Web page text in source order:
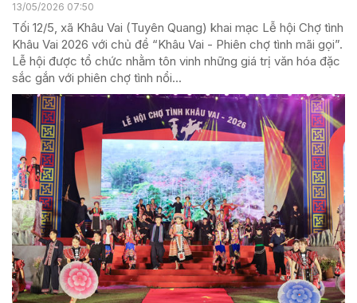
13/05/2026 07:50
Tối 12/5, xã Khâu Vai (Tuyên Quang) khai mạc Lễ hội Chợ tình
Khâu Vai 2026 với chủ đề “Khâu Vai - Phiên chợ tình mãi gọi”.
Lễ hội được tổ chức nhằm tôn vinh những giá trị văn hóa đặc
sắc gắn với phiên chợ tình nổi...